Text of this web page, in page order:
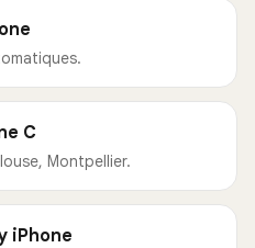
C
Montpellier.
iPhone